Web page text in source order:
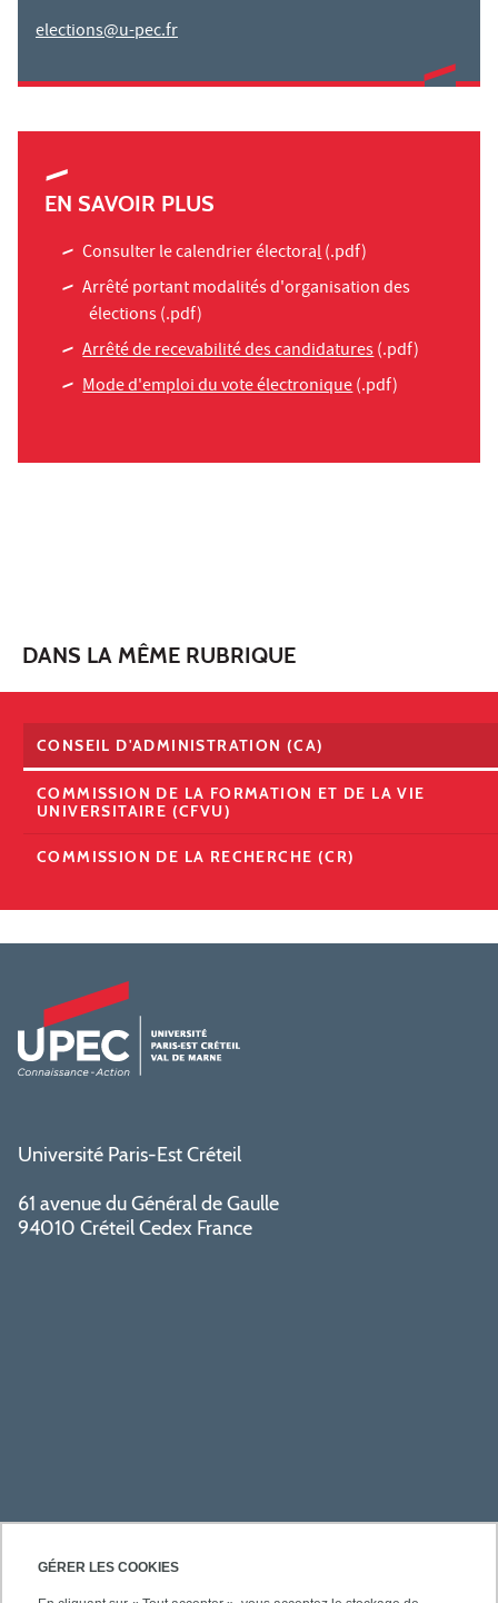
GÉRER LES COOKIES
elections@u-pec.fr
EN SAVOIR PLUS
Consulter le calendrier électoral(.pdf)
Arrêté portant modalités d'organisation des
élections(.pdf)
Arrêté de recevabilité des candidatures(.pdf)
Mode d'emploi du vote électronique(.pdf)
DANS LA MÊME RUBRIQUE
CONSEIL D'ADMINISTRATION (CA)
COMMISSION DE LA FORMATION ET DE LA VIE
UNIVERSITAIRE (CFVU)
COMMISSION DE LA RECHERCHE (CR)
Université Paris-Est Créteil
61 avenue du Général de Gaulle
94010 Créteil Cedex France
ACCÈS RAPIDES